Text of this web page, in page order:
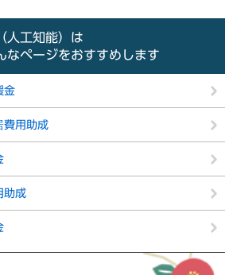
人工知能）は
なページをおすすめします
金
費用助成
助成